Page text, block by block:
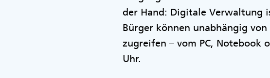
der Hand: Digitale Verwaltung
Bürger können unabhängig
zugreifen – vom PC, Notebook
Uhr.